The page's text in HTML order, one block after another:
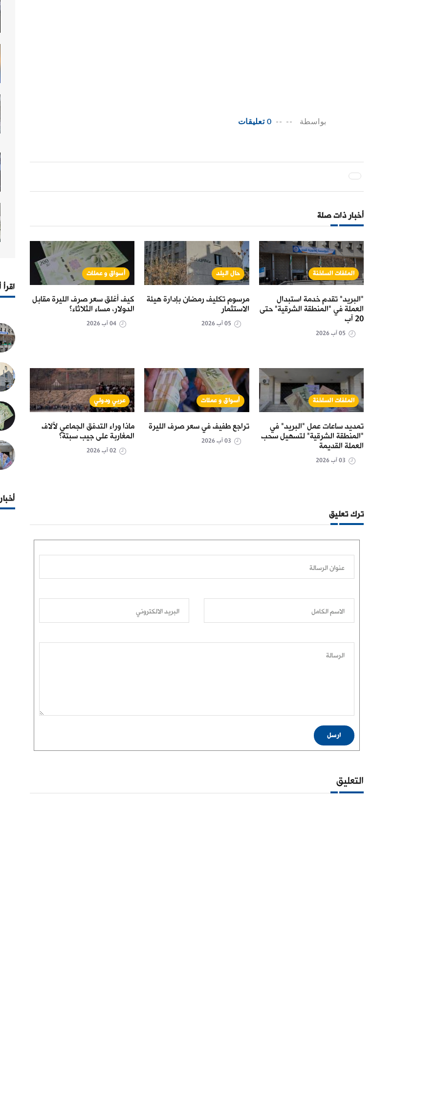
بواسطة --
-- 0 تعليقات
أخبار ذات صلة
الملفات الساخنة
"البريد" تقدم خدمة استبدال
العملة في "المنطقة الشرقية" حتى
20 آب
حال البلد
مرسوم تكليف رمضان بإدارة هيئة
الاستثمار
05 آب 2026
أسواق و عملات
كيف أغلق سعر صرف الليرة مقابل
الدولار، مساء الثلاثاء؟
الملفات الساخنة
تمديد ساعات عمل "البريد" في
"المنطقة الشرقية" لتسهيل سحب
العملة القديمة
أسواق و عملات
تراجع طفيف في سعر صرف الليرة
عربي ودولي
ماذا وراء التدفق الجماعي لآلاف
المغاربة على جيب سبتة؟
ترك تعليق
عنوان الرسالة
الاسم الكامل البريد الالكتروني
الرسالة
ارسل
التعليق